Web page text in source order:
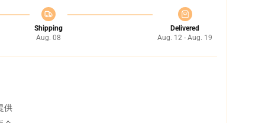
Shipping
Aug. 08
Delivered
Aug. 12 - Aug. 19
供